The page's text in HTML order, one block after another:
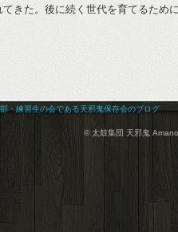
きた。後に続く世代を育てるため
© 太鼓集団 天邪鬼